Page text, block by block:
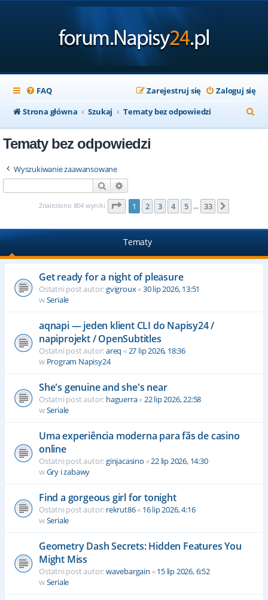
FAQ Zaloguj się
Zarejestruj się
Strona główna
Szukaj Tematy bez odpowiedzi
z
Tematy bez odpowiedzi
Wyszukiwanie zaawansowane
Szukaj
Znaleziono 804 wyniki Strona1 z33
1 2 3 4 5 … 33
Tematy
Get ready for a night of pleasure
Ostatni post autor:gvigroux«30 lip 2026, 13:51
wSeriale
aqnapi — jeden klient CLI do Napisy24 /
napiprojekt / OpenSubtitles
Ostatni post autor:areq « 27 lip 2026, 18:36
w Program Napisy24
She's genuine and she's near
Ostatni post autor: haguerra« 22 lip 2026, 22:58
wSeriale
Uma experiência moderna para fãs de casino
online
Ostatni post autor:ginjacasino «22 lip 2026, 14:30
wGry i zabawy
Find a gorgeous girl for tonight
Ostatni post autor: rekrut86« 16 lip 2026, 4:16
wSeriale
Geometry Dash Secrets: Hidden Features You
Might Miss
Ostatni post autor:wavebargain «15 lip 2026, 6:52
wSeriale